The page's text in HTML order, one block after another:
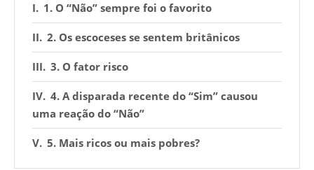
1. O “Não” sempre foi o favorito
2. Os escoceses se sentem britânicos
3. O fator risco
4. A disparada recente do “Sim” causou
uma reação do “Não”
5. Mais ricos ou mais pobres?